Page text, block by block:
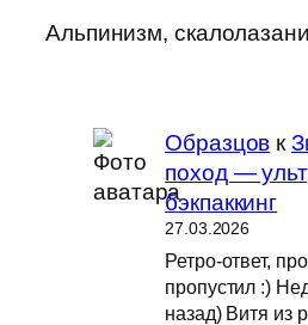
Альпинизм,
Образцов к
поход —
бэкпаккинг
27.03.2026
Ретро-ответ,
пропустил :)
назад) Витя из